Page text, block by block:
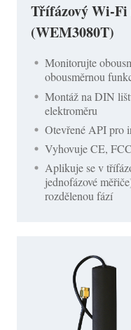
Třífázový Wi-Fi
(WEM3080T)
Monitorujte
obousměrnou
Montáž na DIN
elektroměru
Otevřené API pro
Vyhovuje CE,
Aplikuje se v
jednofázové
rozdělenou fází